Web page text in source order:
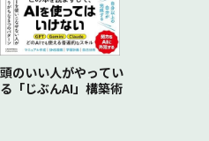
頭のいい人がやってい
る「じぶんAI」構築術